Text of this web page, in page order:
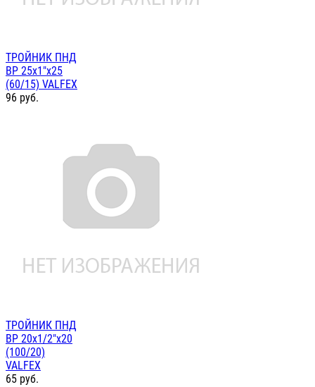
ТРОЙНИК ПНД
ВР 25х1"х25
(60/15) VALFEX
96 руб.
ТРОЙНИК ПНД
ВР 20х1/2"х20
(100/20)
VALFEX
65 руб.